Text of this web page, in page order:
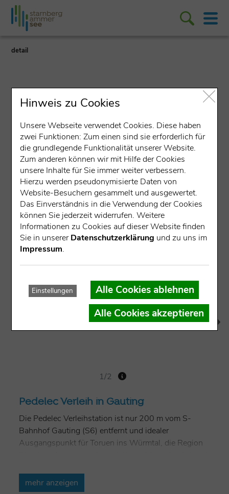
detail
Fahrradverleih | E-Bike-Verleih
Fahrradverleih RAD-TLOS,
Gauting
Bahnhofstraße 21, 82131 Gauting
Gesprochene Sprachen:
1/2
Pedelec Verleih in Gauting
Die Pedelec Verleihstation ist nur 200 m vom S-
Bahnhof Gauting (S6) entfernt und idealer
Ausgangspunkt für Toruen ins Würmtal, die Region
Verleih mit Fahrradgeschäft und -werkstatt.
mehr anzeigen
Hinweis zu Cookies
Unsere Webseite verwendet Cookies. Diese haben
zwei Funktionen: Zum einen sind sie erforderlich für
die grundlegende Funktionalität unserer Website.
Zum anderen können wir mit Hilfe der Cookies
unsere Inhalte für Sie immer weiter verbessern.
Hierzu werden pseudonymisierte Daten von
Website-Besuchern gesammelt und ausgewertet.
Das Einverständnis in die Verwendung der Cookies
können Sie jederzeit widerrufen. Weitere
Informationen zu Cookies auf dieser Website finden
Sie in unsererDatenschutzerklärung und zu uns im
Impressum.
Einstellungen
Alle Cookies ablehnen
Alle Cookies akzeptieren